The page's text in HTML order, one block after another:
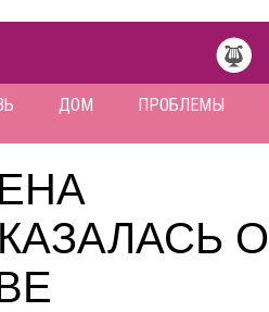
ДОМ ПРОБЛЕМЫ
О